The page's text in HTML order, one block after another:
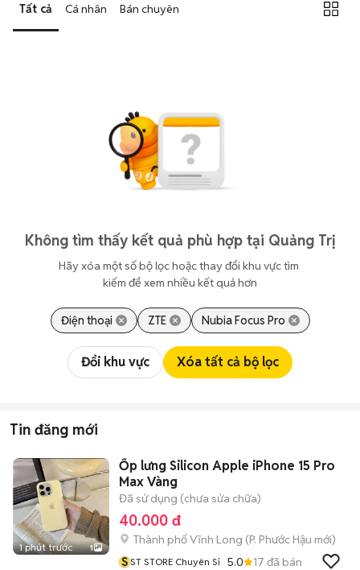
Tất cả Cá nhân Bán chuyên
Không tìm thấy kết quả phù hợp tại Quảng Trị
Hãy xóa một số bộ lọc hoặc thay đổi khu vực tìm
kiếm để xem nhiều kết quả hơn
Điện thoại ZTE Nubia Focus Pro
Đổi khu vực Xóa tất cả bộ lọc
Tin đăng mới
1 phút trước 1
Ốp lưng Silicon Apple iPhone 15 Pro
Max Vàng
Đã sử dụng (chưa sửa chữa)
40.000 đ
Thành phố Vĩnh Long (P. Phước Hậu mới)
S ST STORE Chuyên Sỉ 5.0 17 đã bán